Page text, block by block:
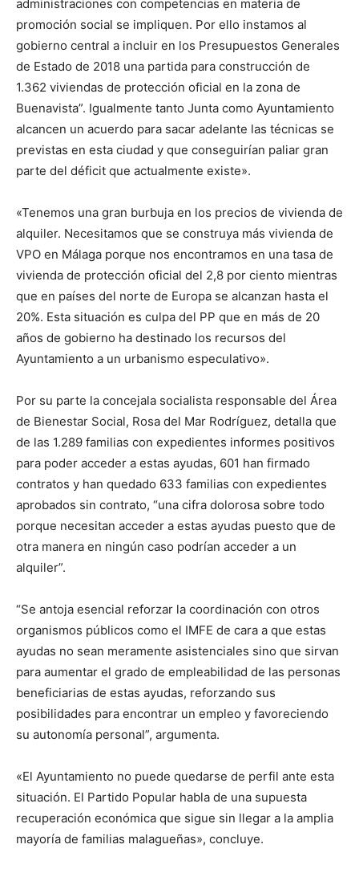
administraciones con competencias en materia de
promoción social se impliquen. Por ello instamos al
gobierno central a incluir en los Presupuestos Generales
de Estado de 2018 una partida para construcción de
1.362 viviendas de protección oficial en la zona de
Buenavista”. Igualmente tanto Junta como Ayuntamiento
alcancen un acuerdo para sacar adelante las técnicas se
previstas en esta ciudad y que conseguirían paliar gran
parte del déficit que actualmente existe».
«Tenemos una gran burbuja en los precios de vivienda de
alquiler. Necesitamos que se construya más vivienda de
VPO en Málaga porque nos encontramos en una tasa de
vivienda de protección oficial del 2,8 por ciento mientras
que en países del norte de Europa se alcanzan hasta el
20%. Esta situación es culpa del PP que en más de 20
años de gobierno ha destinado los recursos del
Ayuntamiento a un urbanismo especulativo».
Por su parte la concejala socialista responsable del Área
de Bienestar Social, Rosa del Mar Rodríguez, detalla que
de las 1.289 familias con expedientes informes positivos
para poder acceder a estas ayudas, 601 han firmado
contratos y han quedado 633 familias con expedientes
aprobados sin contrato, “una cifra dolorosa sobre todo
porque necesitan acceder a estas ayudas puesto que de
otra manera en ningún caso podrían acceder a un
alquiler”.
“Se antoja esencial reforzar la coordinación con otros
organismos públicos como el IMFE de cara a que estas
ayudas no sean meramente asistenciales sino que sirvan
para aumentar el grado de empleabilidad de las personas
beneficiarias de estas ayudas, reforzando sus
posibilidades para encontrar un empleo y favoreciendo
su autonomía personal”, argumenta.
«El Ayuntamiento no puede quedarse de perfil ante esta
situación. El Partido Popular habla de una supuesta
recuperación económica que sigue sin llegar a la amplia
mayoría de familias malagueñas», concluye.